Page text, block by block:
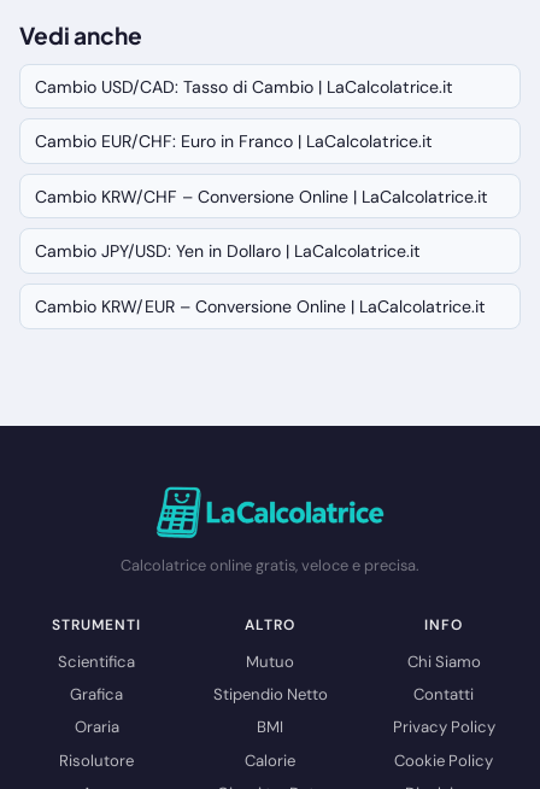
Vedi anche
Cambio USD/CAD: Tasso di Cambio | LaCalcolatrice.it
Cambio EUR/CHF: Euro in Franco | LaCalcolatrice.it
Cambio KRW/CHF – Conversione Online | LaCalcolatrice.it
Cambio JPY/USD: Yen in Dollaro | LaCalcolatrice.it
Cambio KRW/EUR – Conversione Online | LaCalcolatrice.it
Calcolatrice online gratis, veloce e precisa.
STRUMENTI
Scientifica
Grafica
Oraria
Risolutore
ALTRO
Mutuo
Stipendio Netto
BMI
Calorie
INFO
Chi Siamo
Contatti
Privacy Policy
Cookie Policy